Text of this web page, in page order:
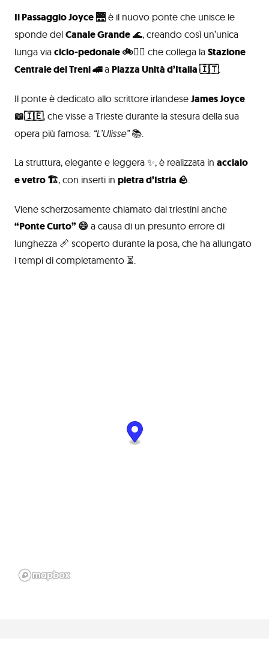
Il Passaggio Joyce 🌉 è il nuovo ponte che unisce le
sponde del Canale Grande 🌊, creando così un’unica
lunga via ciclo-pedonale 🚲🚶‍♂️ che collega la Stazione
Centrale dei Treni 🚄a Piazza Unità d’Italia 🇮🇹.
Il ponte è dedicato allo scrittore irlandese James Joyce
📖🇮🇪, che visse a Trieste durante la stesura della sua
opera più famosa: “L’Ulisse”📚.
La struttura, elegante e leggera ✨, è realizzata in acciaio
e vetro 🏗️, con inserti in pietra d’Istria 🪨.
Viene scherzosamente chiamato dai triestini anche
“Ponte Curto” 😄 a causa di un presunto errore di
lunghezza 📏 scoperto durante la posa, che ha allungato
i tempi di completamento ⏳.